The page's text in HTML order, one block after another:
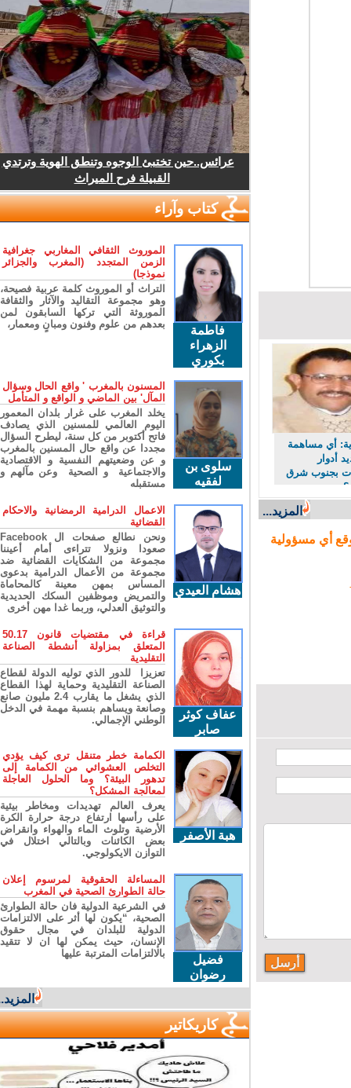
أي مساهمة
بجنوب شرق
المزيد...
أي مسؤولية
عرائس..حين تختبئ الوجوه وتنطق الهوية وترتدي
القبيلة فرح الميراث
كتاب وآراء
فاطمة
الزهراء
بكوري
الموروث الثقافي المغاربي جغرافية
الزمن المتجدد (المغرب والجزائر
نموذجا)
التراث أو الموروث كلمة عربية فصيحة،
وهو مجموعة التقاليد والآثار والثقافة
الموروثة التي تركها السابقون لمن
بعدهم من علوم وفنون ومبانٍ ومعمار،
سلوى بن
لفقيه
المسنون بالمغرب ' واقع الحال وسؤال
المآل' بين الماضي و الواقع و المتأمل
يخلد المغرب على غرار بلدان المعمور
اليوم العالمي للمسنين الذي يصادف
فاتح أكتوبر من كل سنة، ليطرح السؤال
مجددا عن واقع حال المسنين بالمغرب
و عن وضعيتهم النفسية و الاقتصادية
والاجتماعية و الصحية وعن مآلهم و
مستقبله
هشام العيدي
الاعمال الدرامية الرمضانية والاحكام
القضائية
ونحن نطالع صفحات ال Facebook
صعودا ونزولا تتراءى أمام أعيننا
مجموعة من الشكايات القضائية ضد
مجموعة من الأعمال الدرامية بدعوى
المساس بمهن معينة كالمحاماة
والتمريض وموظفين السكك الحديدية
والتوثيق العدلي، وربما غدا مهن أخرى
عفاف كوثر
صابر
قراءة في مقتضيات قانون 50.17
المتعلق بمزاولة أنشطة الصناعة
التقليدية
تعزيزا للدور الذي توليه الدولة لقطاع
الصناعة التقليدية وحماية لهذا القطاع
الذي يشغل ما يقارب 2.4 مليون صانع
وصانعة ويساهم بنسبة مهمة في الدخل
الوطني الإجمالي.
هبة الأصفر
الكمامة خطر متنقل ترى كيف يؤدي
التخلص العشوائي من الكمامة إلى
تدهور البيئة؟ وما الحلول العاجلة
لمعالجة المشكل؟
يعرف العالم تهديدات ومخاطر بيئية
على رأسها ارتفاع درجة حرارة الكرة
الأرضية وتلوث الماء والهواء وانقراض
بعض الكائنات وبالتالي اختلال في
التوازن الايكولوجي.
فضيل
رضوان
المساءلة الحقوقية لمرسوم إعلان
حالة الطوارئ الصحية في المغرب
في الشرعية الدولية فان حالة الطوارئ
الصحية، “يكون لها أثر على الالتزامات
الدولية للبلدان في مجال حقوق
الإنسان، حيث يمكن لها ان لا تتقيد
بالالتزامات المترتبة عليها
المزيد...
كاريكاتير